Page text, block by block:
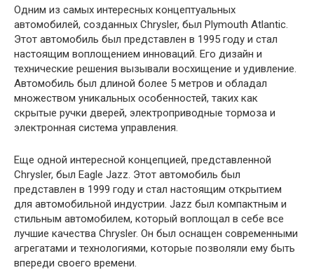
Одним из самых интересных концептуальных
автомобилей, созданных Chrysler, был Plymouth Atlantic.
Этот автомобиль был представлен в 1995 году и стал
настоящим воплощением инноваций. Его дизайн и
технические решения вызывали восхищение и удивление.
Автомобиль был длиной более 5 метров и обладал
множеством уникальных особенностей, таких как
скрытые ручки дверей, электроприводные тормоза и
электронная система управления.
Еще одной интересной концепцией, представленной
Chrysler, был Eagle Jazz. Этот автомобиль был
представлен в 1999 году и стал настоящим открытием
для автомобильной индустрии. Jazz был компактным и
стильным автомобилем, который воплощал в себе все
лучшие качества Chrysler. Он был оснащен современными
агрегатами и технологиями, которые позволяли ему быть
впереди своего времени.